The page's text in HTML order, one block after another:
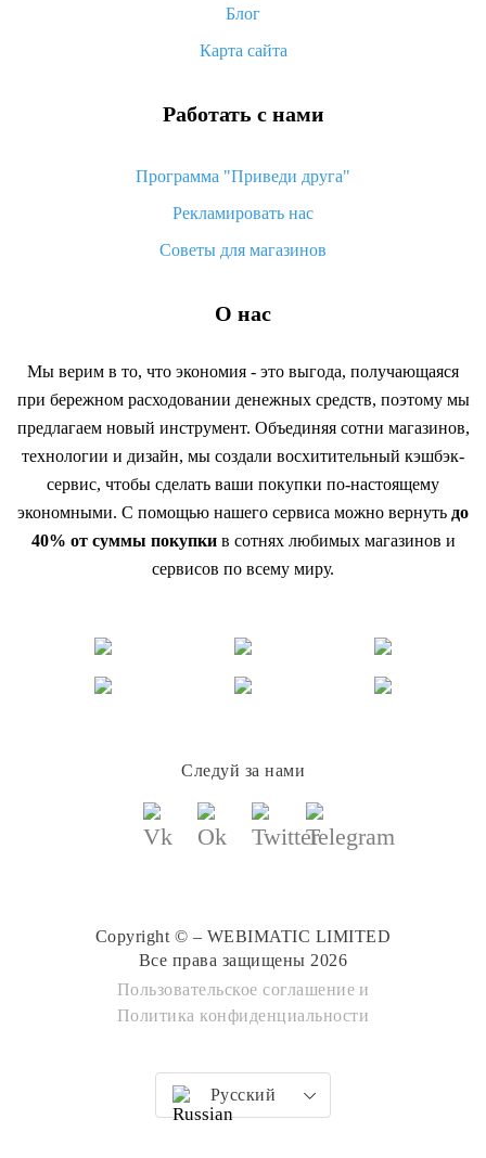
возврата денег
Блог
Карта сайта
Работать с нами
Программа "Приведи друга"
Рекламировать нас
Советы для магазинов
О нас
Мы верим в то, что экономия - это выгода, получающаяся
при бережном расходовании денежных средств, поэтому мы
предлагаем новый инструмент. Объединяя сотни магазинов,
технологии и дизайн, мы создали восхитительный кэшбэк-
сервис, чтобы сделать ваши покупки по-настоящему
экономными. С помощью нашего сервиса можно вернуть до
40% от суммы покупкив сотнях любимых магазинов и
сервисов по всему миру.
Следуй за нами
Copyright © – WEBIMATIC LIMITED
Все права защищены 2026
Пользовательское соглашение и
Политика конфиденциальности
Русский